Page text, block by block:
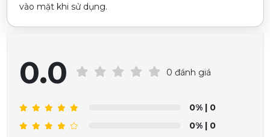
vào mặt khi sử dụng.
0.0 0 đánh giá
0% | 0
0% | 0